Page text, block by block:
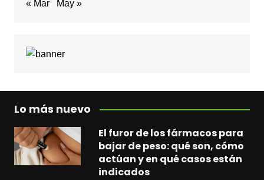
« Mar May »
Lo más nuevo
El furor de los fármacos para
bajar de peso: qué son, cómo
actúan y en qué casos están
indicados